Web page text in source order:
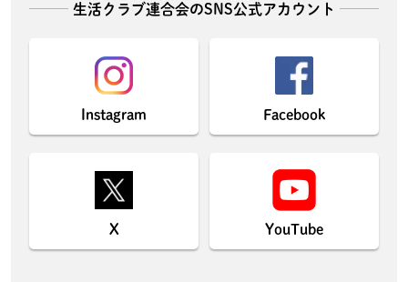
生活クラブ連合会のSNS公式アカウント
Instagram Facebook
X YouTube